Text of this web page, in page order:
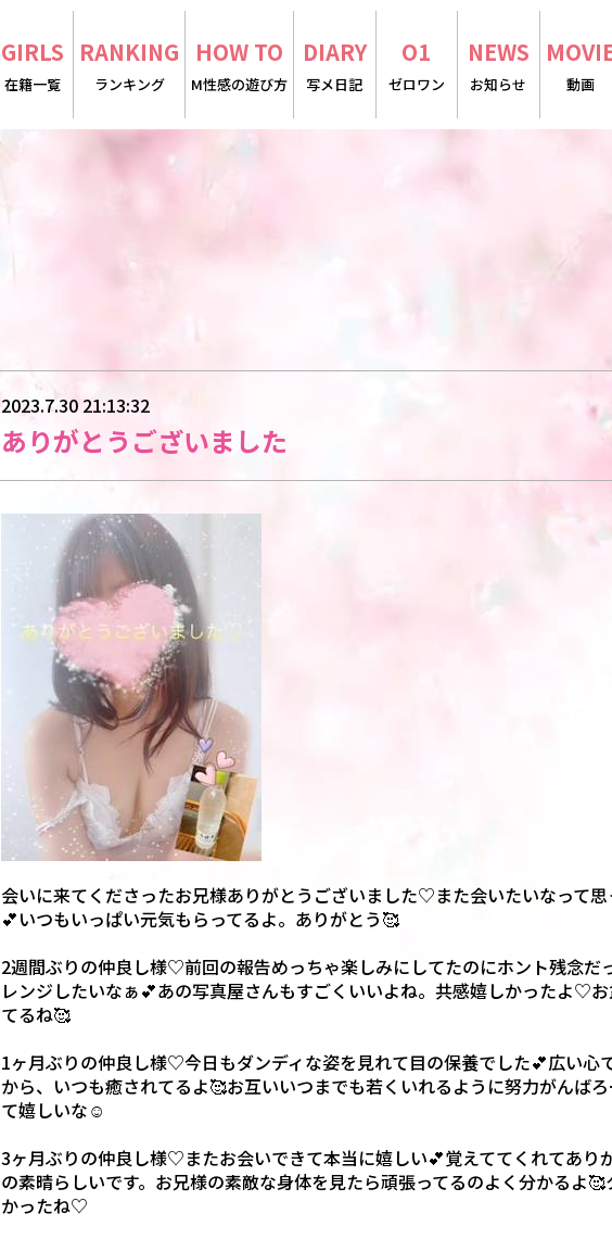
GIRLS
在籍一覧
RANKING
ランキング
HOW TO
M性感の遊び方
DIARY
写メ日記
O1
ゼロワン
NEWS
お知らせ 動画
2023.7.30 21:13:32
ありがとうございました
会いに来てくださったお兄様ありがとうございました♡また会いたいなって
💕いつもいっぱい元気もらってるよ。ありがとう🥰
2週間ぶりの仲良し様♡前回の報告めっちゃ楽しみにしてたのにホント残念だ
レンジしたいなぁ💕あの写真屋さんもすごくいいよね。共感嬉しかったよ♡
てるね🥰
1ヶ月ぶりの仲良し様♡今日もダンディな姿を見れて目の保養でした💕広い心
から、いつも癒されてるよ🥰お互いいつまでも若くいれるように努力がんば
て嬉しいな☺️
3ヶ月ぶりの仲良し様♡またお会いできて本当に嬉しい💕覚えててくれてあり
の素晴らしいです。お兄様の素敵な身体を見たら頑張ってるのよく分かるよ
かったね♡